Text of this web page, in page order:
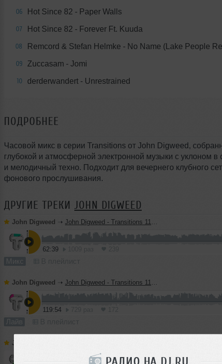
06 Hot Since 82 - Paper Walls
07 Hot Since 82 - Forever Ft. Kuuda
08 Remcord & Stefan Helmke - No Name (Lake People
09 Zuccasam - Jomi
10 derderwandert - Unrestrained
ПОДРОБНЕЕ
Часовой микс в серии Transitions от John Digweed,
глубокой и атмосферной электронной музыки с уклоном в
и мелодичный техно. Подходит для вечернего клубного
фонового прослушивания.
ДРУГИЕ ТРЕКИ JOHN DIGWEED
John Digweed ➝ John Digweed - Transitions 1136
62:39
Микс
John Digweed ➝ John Digweed - Transitions 1135 + Live mix from LA
119:54
Лайв
John Digweed